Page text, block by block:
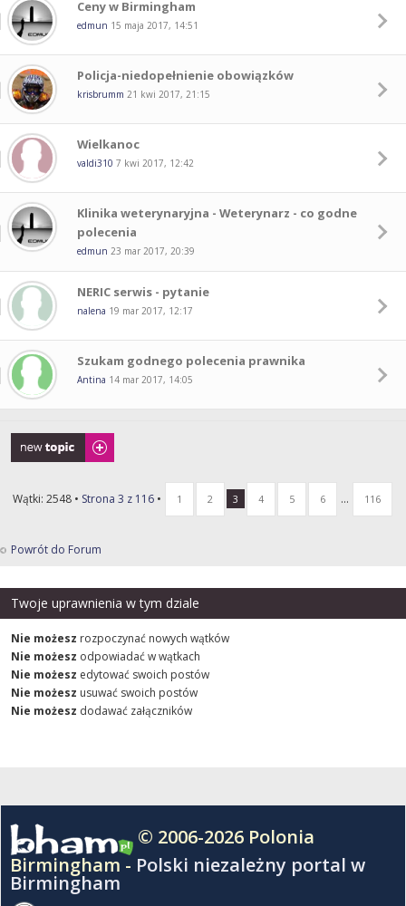
Ceny w Birmingham
edmun 15 maja 2017, 14:51
Policja-niedopełnienie obowiązków
krisbrumm 21 kwi 2017, 21:15
Wielkanoc
valdi310 7 kwi 2017, 12:42
Klinika weterynaryjna - Weterynarz - co godne
polecenia
edmun 23 mar 2017, 20:39
NERIC serwis - pytanie
nalena 19 mar 2017, 12:17
Szukam godnego polecenia prawnika
Antina 14 mar 2017, 14:05
Napisz wątek
Wątki: 2548 • Strona 3 z 116 • 1 2 3 4 5 6 ... 116
Powrót do Forum
Twoje uprawnienia w tym dziale
Nie możesz rozpoczynać nowych wątków
Nie możesz odpowiadać w wątkach
Nie możesz edytować swoich postów
Nie możesz usuwać swoich postów
Nie możesz dodawać załączników
© 2006-2026 Polonia
Birmingham - Polski niezależny portal w
Birmingham